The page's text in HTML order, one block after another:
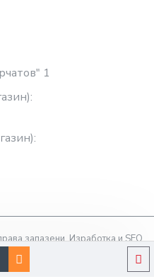
1
запазени. Изработка и SEO